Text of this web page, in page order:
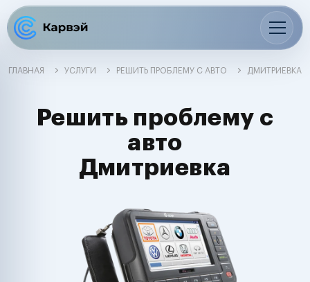
ГЛАВНАЯ УСЛУГИ РЕШИТЬ ПРОБЛЕМУ С АВТО ДМИТРИЕВКА
Решить проблему с
авто
Дмитриевка